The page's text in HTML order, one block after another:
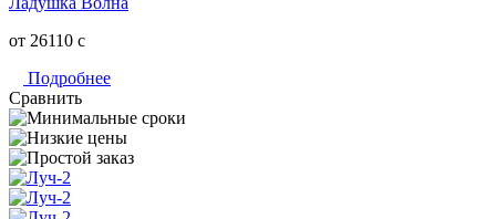
от 26110 c
Подробнее
Сравнить